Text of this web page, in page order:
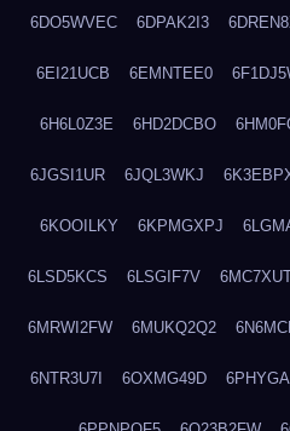
6DO5WVEC 6DPAK2I3
6EI21UCB 6EMNTEE0
6H6L0Z3E 6HD2DCBO
6JGSI1UR 6JQL3WKJ
6KOOILKY 6KPMGXPJ
6LSD5KCS 6LSGIF7V
6MRWI2FW 6MUKQ2Q2
6NTR3U7I 6OXMG49D